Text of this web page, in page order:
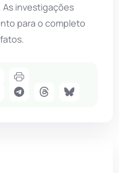
investigações
para o completo